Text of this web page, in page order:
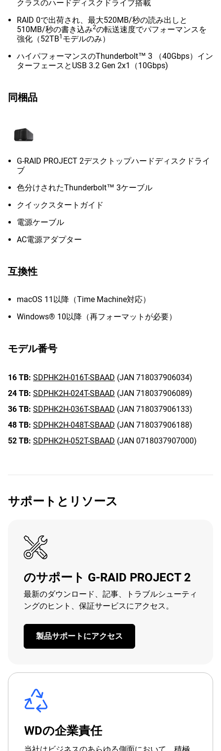
クラスのハードディスクドライブ搭載
RAID 0で出荷され、最大520MB/秒の読み出しと
510MB/秒の書き込み2の転送速度でパフォーマンスを
強化（52TB1 モデルのみ）
ハイパフォーマンスのThunderbolt™ 3 （40Gbps）イン
ターフェースとUSB 3.2 Gen 2x1（10Gbps)
同梱品
G-RAID PROJECT 2デスクトップハードディスクドライ
ブ
色分けされたThunderbolt™ 3ケーブル
クイックスタートガイド
電源ケーブル
AC電源アダプター
互換性
macOS 11以降（Time Machine対応）
Windows® 10以降（再フォーマットが必要）
モデル番号
16 TB: SDPHK2H-016T-SBAAD (JAN 718037906034)
24 TB: SDPHK2H-024T-SBAAD (JAN 718037906089)
36 TB: SDPHK2H-036T-SBAAD (JAN 718037906133)
48 TB: SDPHK2H-048T-SBAAD (JAN 718037906188)
52 TB: SDPHK2H-052T-SBAAD (JAN 0718037907000)
サポートとリソース
のサポート G-RAID PROJECT 2
最新のダウンロード、記事、トラブルシューティ
ングのヒント、保証サービスにアクセス。
製品サポートにアクセス
WDの企業責任